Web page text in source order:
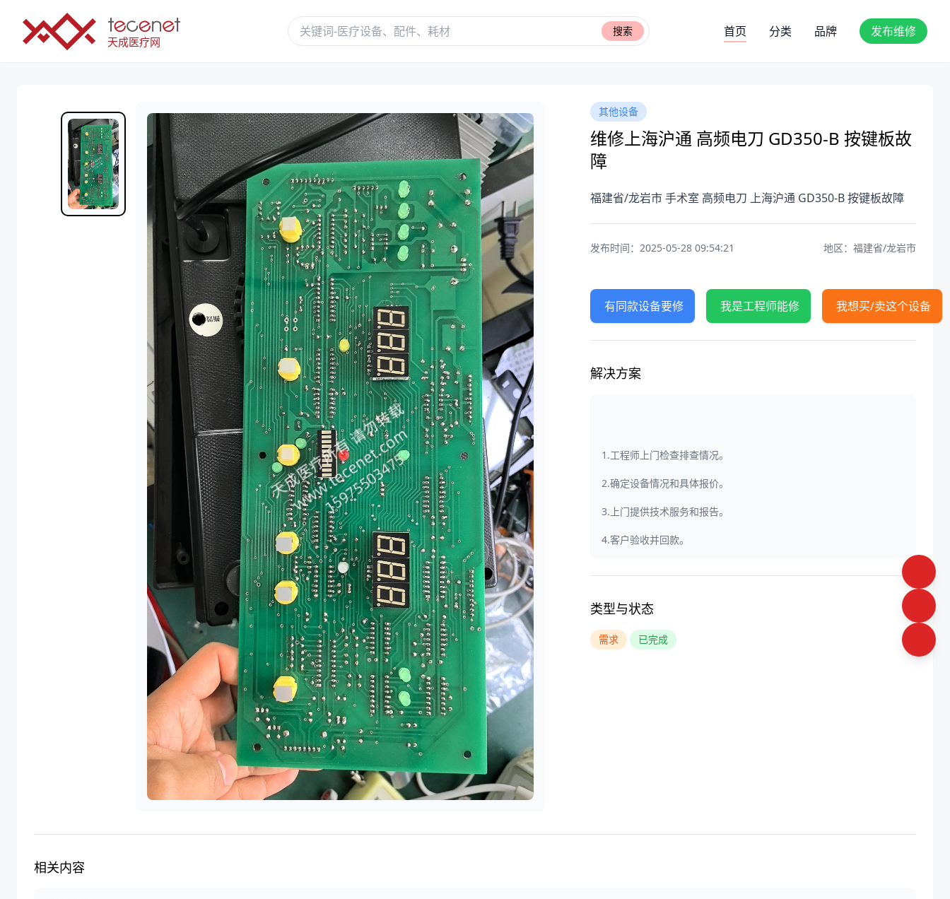
天成医疗网
搜索 首页 分类 品牌 发布维修
其他设备
维修上海沪通 高频电刀 GD350-B 按键板故
障
福建省/龙岩市 手术室 高频电刀 上海沪通 GD350-B 按键板故障
发布时间：2025-05-28 09:54:21 地区：福建省/龙岩市
有同款设备要修 我是工程师能修 我想买/卖这个设备
解决方案
1.工程师上门检查排查情况。
2.确定设备情况和具体报价。
3.上门提供技术服务和报告。
4.客户验收并回款。
类型与状态
需求 已完成
相关内容